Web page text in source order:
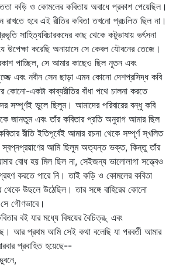
কড়ি ও কোমলের কবিতায় অবাধে প্রকাশ পেয়েছিল।
রাখতে হবে এই রীতির কবিতা তখনো প্রচলিত ছিল না।
সাহিত্যবিচারকদের কাছ থেকে কটুভাষায় ভর্ৎসনা
করেছি অনায়াসে সে কেবল যৌবনের তেজে।
পাচ্ছিল, সে আমার কাছেও ছিল নূতন এবং
এবং নবীন সেন ছাড়া এমন কোনো দেশপ্রসিদ্ধ কবি
কোনো-একটা কাব্যরীতির বাঁধা পথে চালনা করতে
সম্পূর্ণই ভুলে ছিলুম। আমাদের পরিবারের বন্ধু কবি
জানতুম এবং তাঁর কবিতার প্রতি অনুরাগ আমার ছিল
রীতি ইতিপূর্বেই আমার রচনা থেকে সম্পূর্ণ স্খলিত
স্বপ্নপ্রয়াণের আমি ছিলুম অত্যন্ত ভক্ত, কিন্তু তাঁর
বোধ হয় মিল ছিল না, সেইজন্য ভালোলাগা সত্ত্বেও
করতে পারে নি। তাই কড়ি ও কোমলের কবিতা
উছলে উঠেছিল। তার সঙ্গে বাহিরের কোনো
গৌণভাবে।
বই যার মধ্যে বিষয়ের বৈচিত্র৻ এবং
আর প্রথম আমি সেই কথা বলেছি যা পরবর্তী আমার
প্রবাহিত হয়েছে--